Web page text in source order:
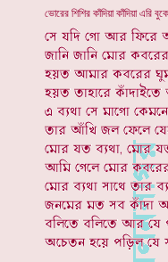
ভোরের শিশির কাঁদিয়া কাঁদিয়া এরি